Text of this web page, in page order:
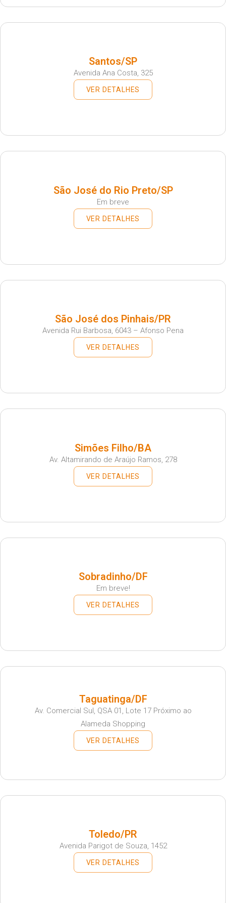
Santos/SP
Avenida Ana Costa, 325
VER DETALHES
São José do Rio Preto/SP
Em breve
VER DETALHES
São José dos Pinhais/PR
Avenida Rui Barbosa, 6043 – Afonso Pena
VER DETALHES
Simões Filho/BA
Av. Altamirando de Araújo Ramos, 278
VER DETALHES
Sobradinho/DF
Em breve!
VER DETALHES
Taguatinga/DF
Av. Comercial Sul, QSA 01, Lote 17 Próximo ao
Alameda Shopping
VER DETALHES
Toledo/PR
Avenida Parigot de Souza, 1452
VER DETALHES